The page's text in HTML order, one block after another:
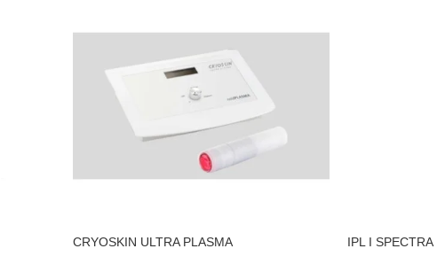
CRYOSKIN ULTRA PLASMA IPL I SPECTRA